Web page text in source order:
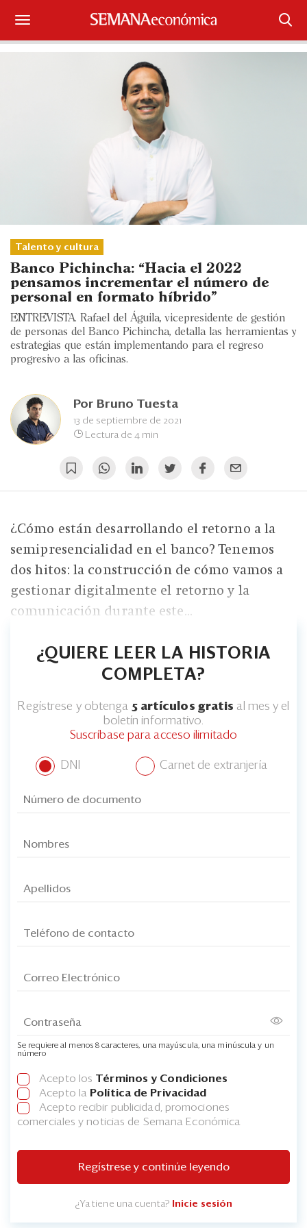
Suscríbase
¿Qué está pasando?
Sectores y Empresas
Management
Economía y Finanzas
Legal y Política
Blogs
Edición Impresa
Talento y cultura
Banco Pichincha: “Hacia el 2022
pensamos incrementar el número de
personal en formato híbrido”
ENTREVISTA. Rafael del Águila, vicepresidente de gestión
de personas del Banco Pichincha, detalla las herramientas y
estrategias que están implementando para el regreso
progresivo a las oficinas.
Por Bruno Tuesta
13 de septiembre de 2021
Lectura de 4 min
¿Cómo están desarrollando el retorno a la
semipresencialidad en el banco? Tenemos
dos hitos: la construcción de cómo vamos a
gestionar digitalmente el retorno y la
comunicación durante este...
¿QUIERE LEER LA HISTORIA
COMPLETA?
Regístrese y obtenga 5 artículos gratis al mes y el
boletín informativo.
Suscríbase para acceso ilimitado
DNI Carnet de extranjería
Se requiere al menos 8 caracteres, una mayúscula, una minúscula y un
número
Acepto los Términos y Condiciones
Acepto la Política de Privacidad
Acepto recibir publicidad, promociones
comerciales y noticias de Semana Económica
Regístrese y continúe leyendo
¿Ya tiene una cuenta? Inicie sesión